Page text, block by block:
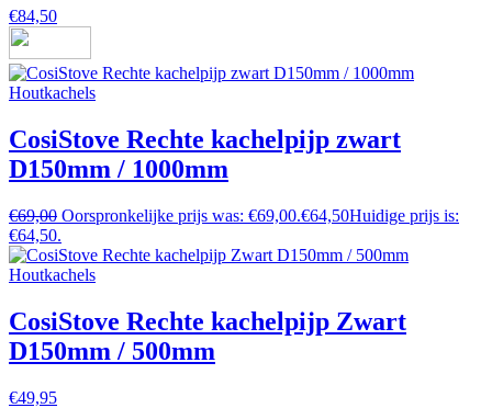
€84,50
Houtkachels
CosiStove Rechte kachelpijp zwart
D150mm / 1000mm
€69,00 Oorspronkelijke prijs was: €69,00.€64,50Huidige prijs is:
€64,50.
Houtkachels
CosiStove Rechte kachelpijp Zwart
D150mm / 500mm
€49,95